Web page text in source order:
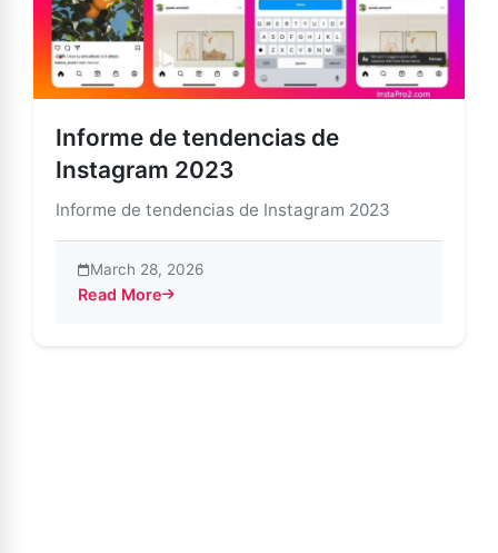
Informe de tendencias de
Instagram 2023
Informe de tendencias de Instagram 2023
March 28, 2026
Read More
about Informe de tendencias de Instagram 2023